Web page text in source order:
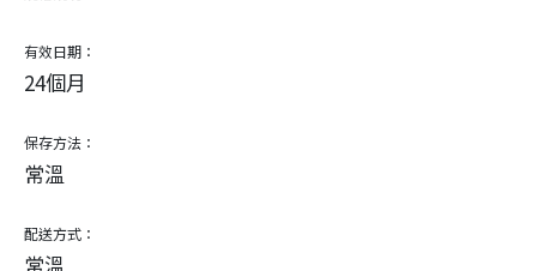
有效日期：
24個月
保存方法：
常溫
配送方式：
常溫